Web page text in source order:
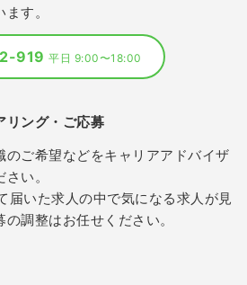
す。
919平日 9:00〜18:00
リング・ご応募
のご希望などをキャリアアドバイザ
い。
届いた求人の中で気になる求人が見
調整はお任せください。